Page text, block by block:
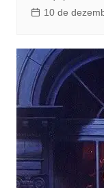
10 de